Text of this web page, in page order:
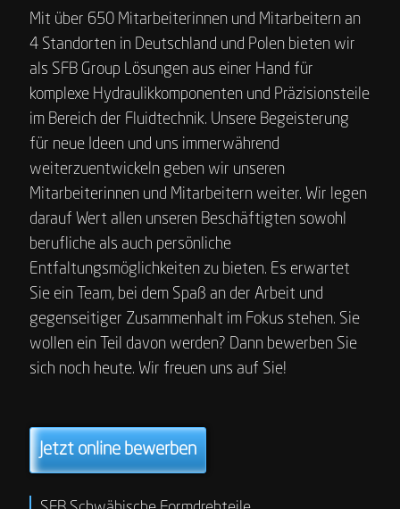
Mit über 650 Mitarbeiterinnen und Mitarbeitern an
4 Standorten in Deutschland und Polen bieten wir
als SFB Group Lösungen aus einer Hand für
komplexe Hydraulikkomponenten und Präzisionsteile
im Bereich der Fluidtechnik. Unsere Begeisterung
für neue Ideen und uns immerwährend
weiterzuentwickeln geben wir unseren
Mitarbeiterinnen und Mitarbeitern weiter. Wir legen
darauf Wert allen unseren Beschäftigten sowohl
berufliche als auch persönliche
Entfaltungsmöglichkeiten zu bieten. Es erwartet
Sie ein Team, bei dem Spaß an der Arbeit und
gegenseitiger Zusammenhalt im Fokus stehen. Sie
wollen ein Teil davon werden? Dann bewerben Sie
sich noch heute. Wir freuen uns auf Sie!
Jetzt online bewerben